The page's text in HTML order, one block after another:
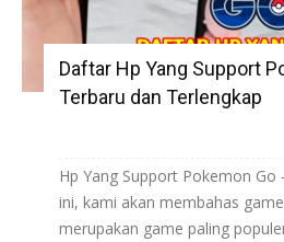
Daftar Hp Yang Support
Terbaru dan Terlengkap
Hp Yang Support Pokemon Go
ini, kami akan membahas
merupakan game paling